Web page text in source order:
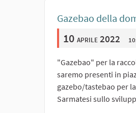
Gazebao della
10 aprile 2022
"Gazebao" per la
saremo presenti in
gazebo/tastebao per
Sarmatesi sullo